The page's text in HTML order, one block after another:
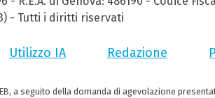
- Tutti i diritti riservati
Utilizzo IA Redazione
WEB, a seguito della domanda di agevolazione